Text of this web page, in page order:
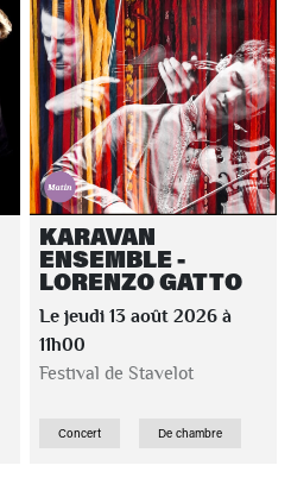
KARAVAN
ENSEMBLE -
LORENZO GATTO
Le jeudi 13 août 2026 à
11h00
Festival de Stavelot
Concert De chambre